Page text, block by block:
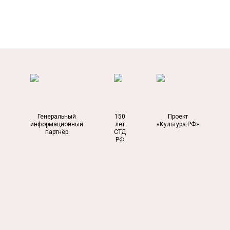
Генеральный
информационный
партнёр
150
лет
СТД
РФ
Проект
«Культура.РФ»